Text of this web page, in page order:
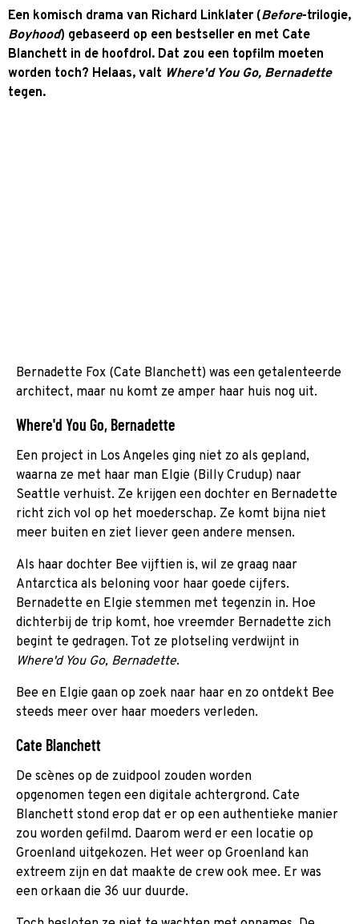
Een komisch drama van Richard Linklater (Before-trilogie,
Boyhood) gebaseerd op een bestseller en met Cate
Blanchett in de hoofdrol. Dat zou een topfilm moeten
worden toch? Helaas, valt Where'd You Go, Bernadette
tegen.
Bernadette Fox (Cate Blanchett) was een getalenteerde
architect, maar nu komt ze amper haar huis nog uit.
Where'd You Go, Bernadette
Een project in Los Angeles ging niet zo als gepland,
waarna ze met haar man Elgie (Billy Crudup) naar
Seattle verhuist. Ze krijgen een dochter en Bernadette
richt zich vol op het moederschap. Ze komt bijna niet
meer buiten en ziet liever geen andere mensen.
Als haar dochter Bee vijftien is, wil ze graag naar
Antarctica als beloning voor haar goede cijfers.
Bernadette en Elgie stemmen met tegenzin in. Hoe
dichterbij de trip komt, hoe vreemder Bernadette zich
begint te gedragen. Tot ze plotseling verdwijnt in
Where'd You Go, Bernadette.
Bee en Elgie gaan op zoek naar haar en zo ontdekt Bee
steeds meer over haar moeders verleden.
Cate Blanchett
De scènes op de zuidpool zouden worden
opgenomen tegen een digitale achtergrond. Cate
Blanchett stond erop dat er op een authentieke manier
zou worden gefilmd. Daarom werd er een locatie op
Groenland uitgekozen. Het weer op Groenland kan
extreem zijn en dat maakte de crew ook mee. Er was
een orkaan die 36 uur duurde.